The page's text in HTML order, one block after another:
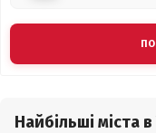
Найбільші міста в